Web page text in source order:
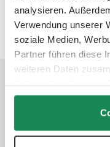
analysieren.
Verwendung unserer
soziale Medien,
Partner führen diese
weiteren Daten
gesammelt haben.
Technische Daten
30,0 x
Gewicht:1,7 kg